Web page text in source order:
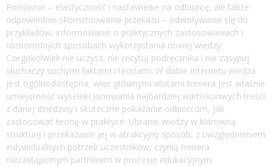
Ponownie – elastyczność i nastawienie na odbiorcę, ale także
odpowiednie skonstruowanie przekazu – odwoływanie się do
przykładów, informowanie o praktycznych zastosowaniach i
różnorodnych sposobach wykorzystania nowej wiedzy.
Czegokolwiek nie uczysz, nie recytuj podręcznika i nie zasypuj
słuchaczy suchymi faktami i teoriami. W dobie Internetu wiedza
jest ogólnodostępna, więc głównymi atutami trenera jest właśnie
umiejętność wyselekcjonowania najbardziej wartościowych treści
z danej dziedziny i skuteczne pokazanie odbiorcom, jak
zastosować teorię w praktyce. Ubranie wiedzy w klarowną
strukturę i przekazanie jej w atrakcyjny sposób, z uwzględnieniem
indywidualnych potrzeb uczestników, czynią trenera
niezastąpionym partnerem w procesie edukacyjnym.